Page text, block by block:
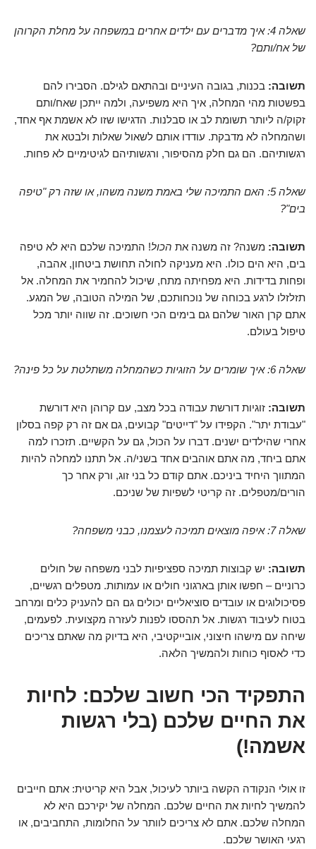
שאלה 4: איך מדברים עם ילדים אחרים במשפחה על מחלת הקרוהן
של אח/ותם?
תשובה: בכנות, בגובה העיניים ובהתאם לגילם. הסבירו להם
בפשטות מהי המחלה, איך היא משפיעה, ולמה ייתכן שאח/ותם
זקוק/ה ליותר תשומת לב או סבלנות. הדגישו שזו לא אשמת אף אחד,
ושהמחלה לא מדבקת. עודדו אותם לשאול שאלות ולבטא את
רגשותיהם. הם גם חלק מהסיפור, ורגשותיהם לגיטימיים לא פחות.
שאלה 5: האם התמיכה שלי באמת משנה משהו, או שזה רק "טיפה
בים"?
תשובה: משנה? זה משנה את הכול! התמיכה שלכם היא לא טיפה
בים, היא הים כולו. היא מעניקה לחולה תחושת ביטחון, אהבה,
ופחות בדידות. היא מפחיתה מתח, שיכול להחמיר את המחלה. אל
תזלזלו לרגע בכוחה של נוכחותכם, של המילה הטובה, של המגע.
אתם קרן האור שלהם גם בימים הכי חשוכים. זה שווה יותר מכל
טיפול בעולם.
שאלה 6: איך שומרים על הזוגיות כשהמחלה משתלטת על כל פינה?
תשובה: זוגיות דורשת עבודה בכל מצב, עם קרוהן היא דורשת
"עבודת יתר". הקפידו על "דייטים" קבועים, גם אם זה רק קפה בסלון
אחרי שהילדים ישנים. דברו על הכול, גם על הקשיים. תזכרו למה
אתם ביחד, מה אתם אוהבים אחד בשני/ה. אל תתנו למחלה להיות
המתווך היחיד ביניכם. אתם קודם כל בני זוג, ורק אחר כך
הורים/מטפלים. זה קריטי לשפיות של שניכם.
שאלה 7: איפה מוצאים תמיכה לעצמנו, כבני משפחה?
תשובה: יש קבוצות תמיכה ספציפיות לבני משפחה של חולים
כרוניים – חפשו אותן בארגוני חולים או עמותות. מטפלים רגשיים,
פסיכולוגים או עובדים סוציאליים יכולים גם הם להעניק כלים ומרחב
בטוח לעיבוד רגשות. אל תהססו לפנות לעזרה מקצועית. לפעמים,
שיחה עם מישהו חיצוני, אובייקטיבי, היא בדיוק מה שאתם צריכים
כדי לאסוף כוחות ולהמשיך הלאה.
התפקיד הכי חשוב שלכם: לחיות
את החיים שלכם (בלי רגשות
אשמה!)
זו אולי הנקודה הקשה ביותר לעיכול, אבל היא קריטית: אתם חייבים
להמשיך לחיות את החיים שלכם. המחלה של יקירכם היא לא
המחלה שלכם. אתם לא צריכים לוותר על החלומות, התחביבים, או
רגעי האושר שלכם.